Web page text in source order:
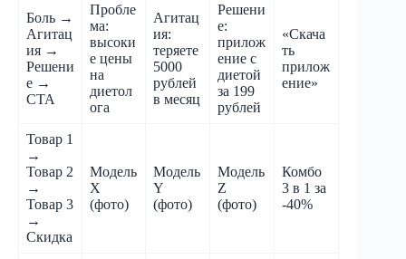
Боль →
Агитац
ия →
Решени
е →
CTA
Пробле
ма:
высоки
е цены
на
диетол
ога
Агитац
ия:
теряете
5000
рублей
в месяц
Решени
е:
прилож
ение с
диетой
за 199
рублей
«Скача
ть
прилож
ение»
Товар 1
→
Товар 2
→
Товар 3
→
Скидка
Модель
X
(фото)
Модель
Y
(фото)
Модель
Z
(фото)
Комбо
3 в 1 за
-40%